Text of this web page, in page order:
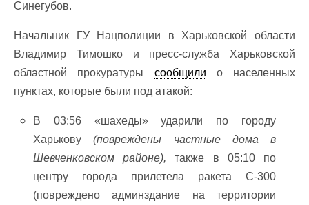
Синегубов.
Начальник ГУ Нацполиции в Харьковской области
Владимир Тимошко и пресс-служба Харьковской
областной прокуратуры сообщили о населенных
пунктах, которые были под атакой:
В 03:56 «шахеды» ударили по городу
Харькову(повреждены частные дома в
Шевченковском районе), также в 05:10 по
центру города прилетела ракета С-300
(повреждено админздание на территории